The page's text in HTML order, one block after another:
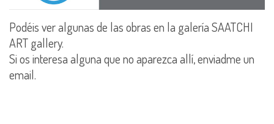
Podéis ver algunas de las obras en la galería SAATCHI
ART gallery.
Si os interesa alguna que no aparezca allí, enviadme un
email.